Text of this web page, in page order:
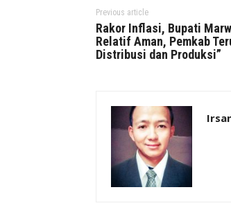
Previous article
Rakor Inflasi, Bupati
Relatif Aman, Pemkab
Distribusi dan Produksi”